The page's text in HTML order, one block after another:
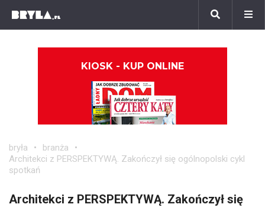
KIOSK - KUP ONLINE
bryła
branża
Architekci z PERSPEKTYWĄ. Zakończył się ogólnopolski cykl
spotkań
Architekci z PERSPEKTYWĄ. Zakończył się